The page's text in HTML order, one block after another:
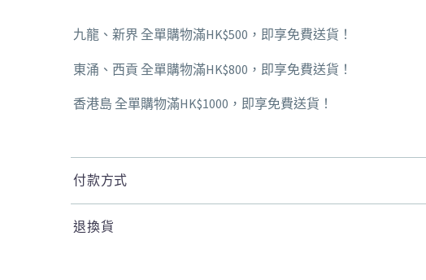
九龍、新界 全單購物滿HK$500，即享免費送貨！
東涌、西貢 全單購物滿HK$800，即享免費送貨！
香港島 全單購物滿HK$1000，即享免費送貨！
付款方式
退換貨